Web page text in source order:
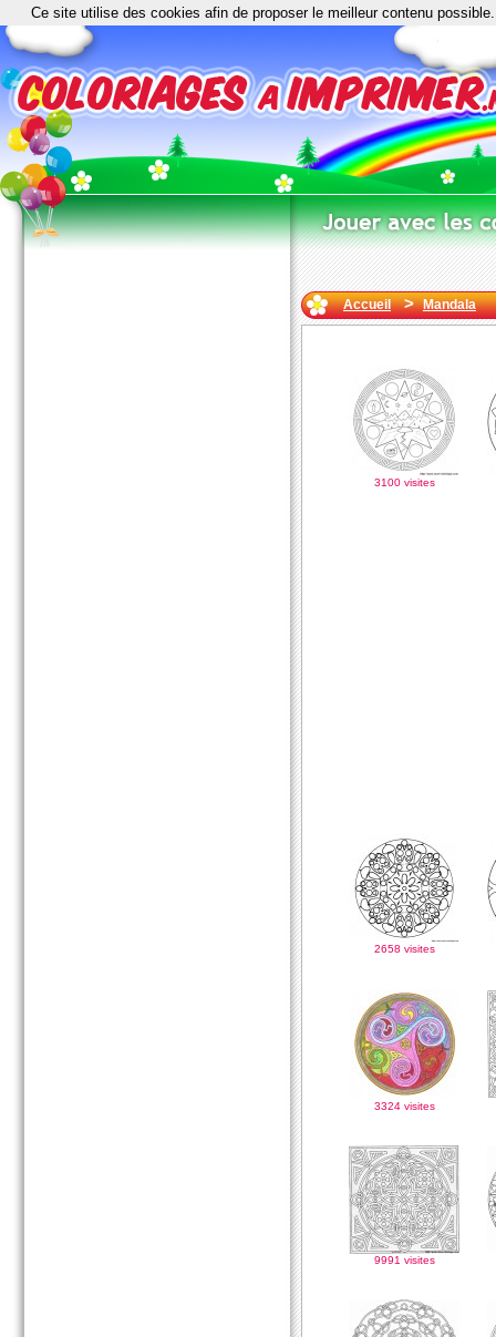
Accueil>Mandala
3100 visites
2658 visites
3324 visites
9991 visites
Ce site utilise des cookies afin de proposer le meilleur contenu